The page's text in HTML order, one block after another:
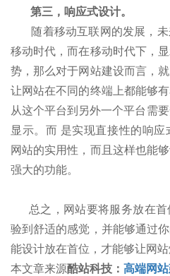
第三，响应式设计。
随着移动互联网的发展，未
移动时代，而在移动时代下，
势，那么对于网站建设而言，
让网站在不同的终端上都能够
从这个平台到另外一个平台需
显示。而 是实现直接性的响
网站的实用性，而且这样也能
强大的功能。
总之，网站要将服务放在首
验到舒适的感觉，并能够通过
能设计放在首位，才能够让网站
本文章来源酷站科技： 高端网